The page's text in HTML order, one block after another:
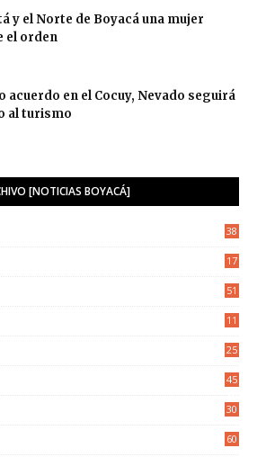
y el Norte de Boyacá una mujer
el orden
acuerdo en el Cocuy, Nevado seguirá
al turismo
[NOTICIAS BOYACÁ]
38
17
51
11
25
45
30
60